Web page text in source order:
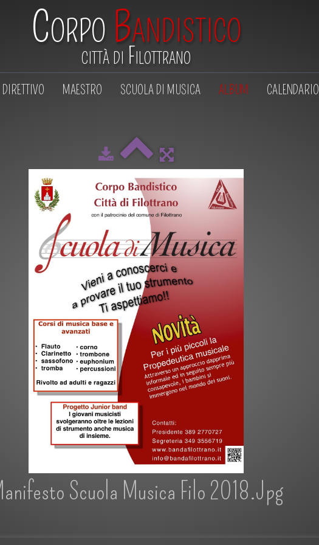
Corpo Bandistico
città di Filottrano
DIRETTIVO MAESTRO SCUOLA DI MUSICA ALBUM CALENDARIO
Scuola Musica Filo 2018.jpg